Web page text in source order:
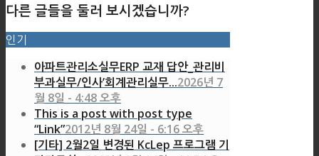
다른 글들을 둘러 보시겠습니까?
인기
아파트관리소실무ERP 교재 답안_관리비
부과실무/인사’회계관리실무...2026년 7
월 8일 - 4:48 오후
This is a post with post type
“Link”2012년 8월 24일 - 6:16 오후
[기타] 2월2일 변경된 KcLep 프로그램 기